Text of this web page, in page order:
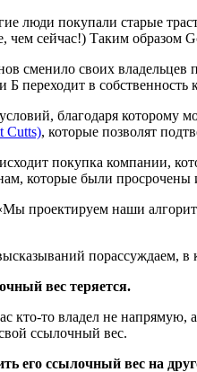
люди покупали старые
чем сейчас!) Таким образом
сменило своих
переходит в
благодаря которому
Cutts), которые позволят
покупка компании,
которые были
проектируем наши
порассуждаем,
вес теряется.
кто-то владел не
ссылочный вес.
его ссылочный вес на